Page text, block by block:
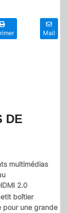
Mail
DE
multimédias
2.0
boîtier
pour une grande